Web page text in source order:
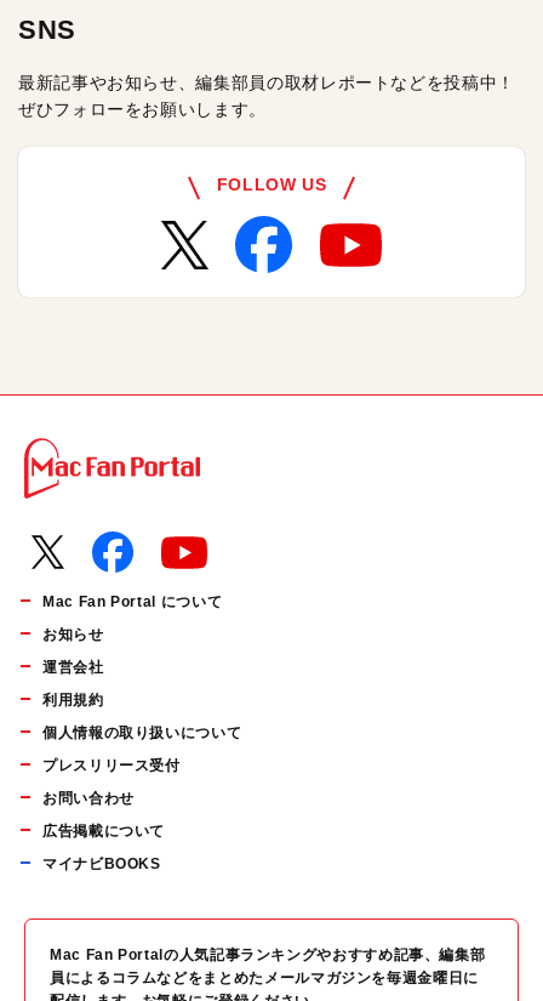
SNS
最新記事やお知らせ、編集部員の取材レポートなどを投稿中！
ぜひフォローをお願いします。
FOLLOW US
Mac Fan Portal について
お知らせ
運営会社
利用規約
個人情報の取り扱いについて
プレスリリース受付
お問い合わせ
広告掲載について
マイナビBOOKS
Mac Fan Portalの人気記事ランキングやおすすめ記事、編集部
員によるコラムなどをまとめたメールマガジンを毎週金曜日に